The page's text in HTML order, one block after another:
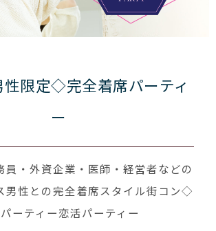
性限定◇完全着席パーティ
ー
員・外資企業・医師・経営者などの
男性との完全着席スタイル街コン◇
ーティー恋活パーティー